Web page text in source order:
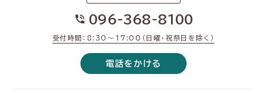
096-368-8100
受付時間：8:30〜17:00（日曜・祝祭日を除く）
電話をかける